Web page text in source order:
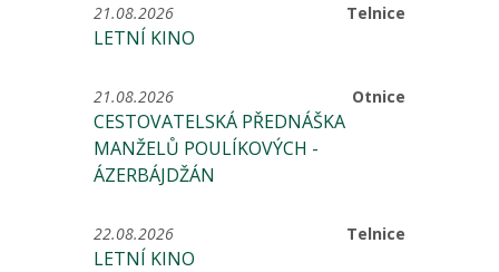
Telnice
21.08.2026
LETNÍ KINO
Otnice
21.08.2026
CESTOVATELSKÁ PŘEDNÁŠKA
MANŽELŮ POULÍKOVÝCH -
ÁZERBÁJDŽÁN
Telnice
22.08.2026
LETNÍ KINO